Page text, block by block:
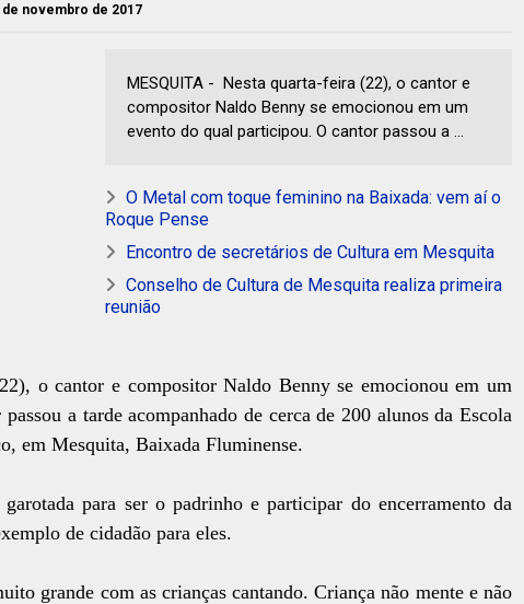
novembro de 2017
MESQUITA - Nesta quarta-feira (22), o cantor e
compositor Naldo Benny se emocionou em um
evento do qual participou. O cantor passou a ...
O Metal com toque feminino na Baixada: vem aí o
Roque Pense
Encontro de secretários de Cultura em Mesquita
Conselho de Cultura de Mesquita realiza primeira
reunião
o cantor e compositor Naldo Benny se emocionou em um
a tarde acompanhado de cerca de 200 alunos da Escola
em Mesquita, Baixada Fluminense.
para ser o padrinho e participar do encerramento da
de cidadão para eles.
grande com as crianças cantando. Criança não mente e não